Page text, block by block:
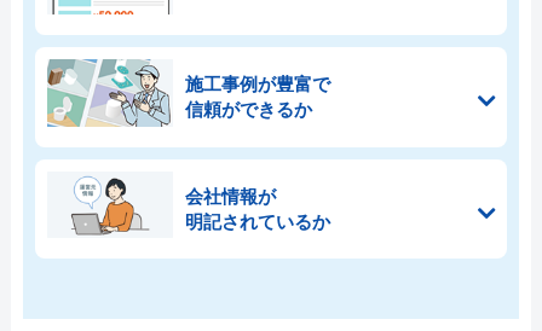
施工事例が豊富で
信頼ができるか
会社情報が
明記されているか